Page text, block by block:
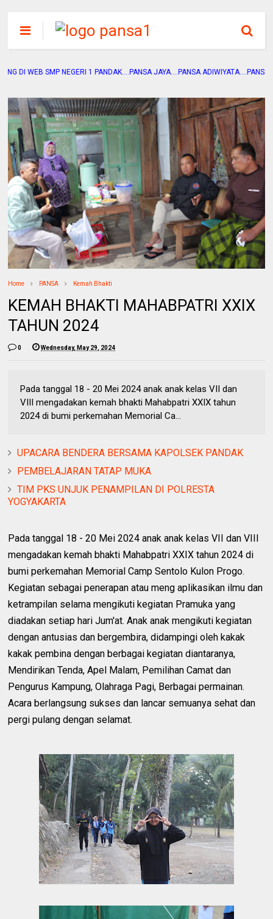
SMP Negeri 1
Pandak
NEGERI 1 PANDAK....PANSA JAYA....PANSA ADIWIYATA....PANSA
Home PANSA Kemah Bhakti
KEMAH BHAKTI MAHABPATRI XXIX
TAHUN 2024
0 Wednesday, May 29, 2024
Pada tanggal 18 - 20 Mei 2024 anak anak kelas VII dan
VIII mengadakan kemah bhakti Mahabpatri XXIX tahun
2024 di bumi perkemahan Memorial Ca...
UPACARA BENDERA BERSAMA KAPOLSEK PANDAK
PEMBELAJARAN TATAP MUKA
TIM PKS UNJUK PENAMPILAN DI POLRESTA
YOGYAKARTA
Pada tanggal 18 - 20 Mei 2024 anak anak kelas VII dan VIII
mengadakan kemah bhakti Mahabpatri XXIX tahun 2024 di
bumi perkemahan Memorial Camp Sentolo Kulon Progo.
Kegiatan sebagai penerapan atau meng aplikasikan ilmu dan
ketrampilan selama mengikuti kegiatan Pramuka yang
diadakan setiap hari Jum'at. Anak anak mengikuti kegiatan
dengan antusias dan bergembira, didampingi oleh kakak
kakak pembina dengan berbagai kegiatan diantaranya,
Mendirikan Tenda, Apel Malam, Pemilihan Camat dan
Pengurus Kampung, Olahraga Pagi, Berbagai permainan.
Acara berlangsung sukses dan lancar semuanya sehat dan
pergi pulang dengan selamat.